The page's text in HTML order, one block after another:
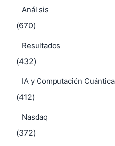
Análisis
(670)
Resultados
(432)
IA y Computación Cuántica
(412)
Nasdaq
(372)